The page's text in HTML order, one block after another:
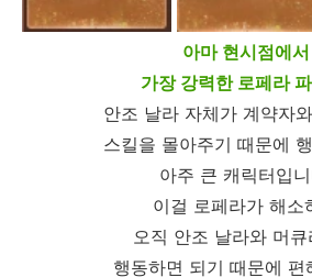
아마 현시점에서
가장 강력한 로페라
안조 날라 자체가 계약자
스킬을 몰아주기 때문에
아주 큰 캐릭터입
이걸 로페라가 해소
오직 안조 날라와 머큐
행동하면 되기 때문에 편